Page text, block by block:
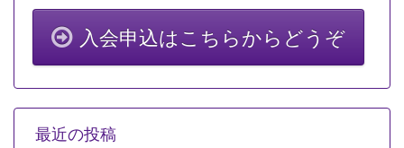
野
球
春
グ
入会申込はこちらからどうぞ
最近の投稿